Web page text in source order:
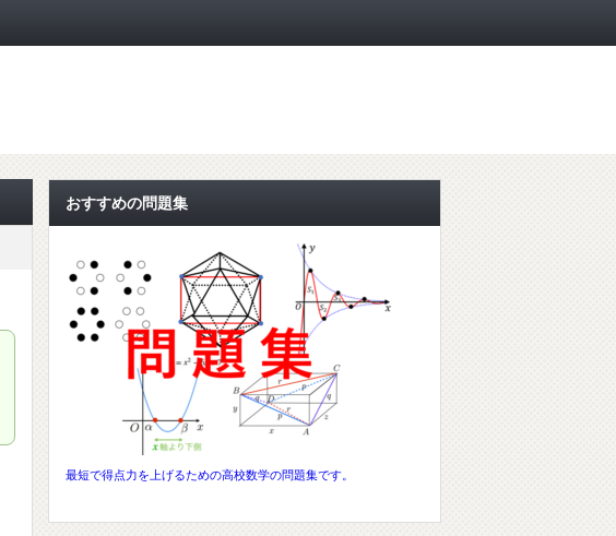
おすすめの問題集
最短で得点力を上げるための高校数学の問題集です。